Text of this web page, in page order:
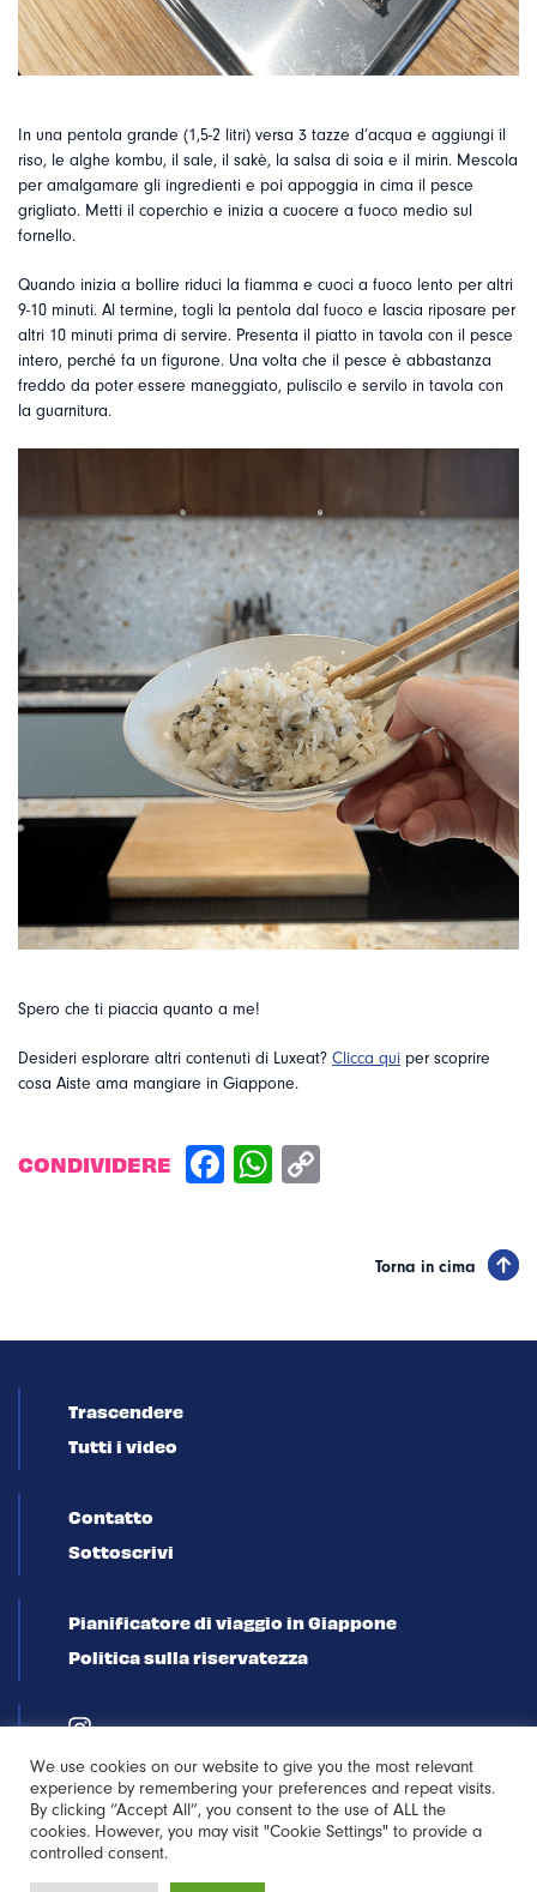
In una pentola grande (1,5-2 litri) versa 3 tazze d’acqua e aggiungi il
riso, le alghe kombu, il sale, il sakè, la salsa di soia e il mirin. Mescola
per amalgamare gli ingredienti e poi appoggia in cima il pesce
grigliato. Metti il coperchio e inizia a cuocere a fuoco medio sul
fornello.
Quando inizia a bollire riduci la fiamma e cuoci a fuoco lento per altri
9-10 minuti. Al termine, togli la pentola dal fuoco e lascia riposare per
altri 10 minuti prima di servire. Presenta il piatto in tavola con il pesce
intero, perché fa un figurone. Una volta che il pesce è abbastanza
freddo da poter essere maneggiato, puliscilo e servilo in tavola con
la guarnitura.
Spero che ti piaccia quanto a me!
Desideri esplorare altri contenuti di Luxeat? Clicca qui per scoprire
cosa Aiste ama mangiare in Giappone.
CONDIVIDERE
Torna in cima
Trascendere
Tutti i video
Contatto
Sottoscrivi
Pianificatore di viaggio in Giappone
Politica sulla riservatezza
We use cookies on our website to give you the most relevant
experience by remembering your preferences and repeat visits.
By clicking “Accept All”, you consent to the use of ALL the
cookies. However, you may visit "Cookie Settings" to provide a
controlled consent.